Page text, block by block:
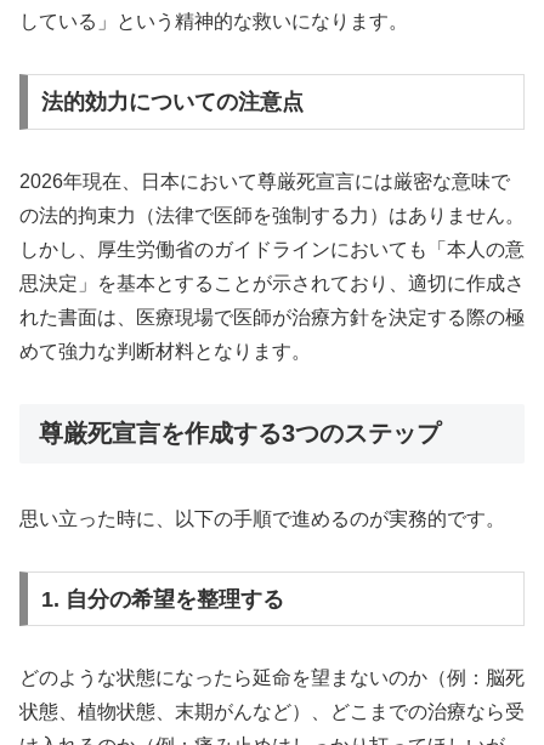
している」という精神的な救いになります。
法的効力についての注意点
2026年現在、日本において尊厳死宣言には厳密な意味で
の法的拘束力（法律で医師を強制する力）はありません。
しかし、厚生労働省のガイドラインにおいても「本人の意
思決定」を基本とすることが示されており、適切に作成さ
れた書面は、医療現場で医師が治療方針を決定する際の極
めて強力な判断材料となります。
尊厳死宣言を作成する3つのステップ
思い立った時に、以下の手順で進めるのが実務的です。
1. 自分の希望を整理する
どのような状態になったら延命を望まないのか（例：脳死
状態、植物状態、末期がんなど）、どこまでの治療なら受